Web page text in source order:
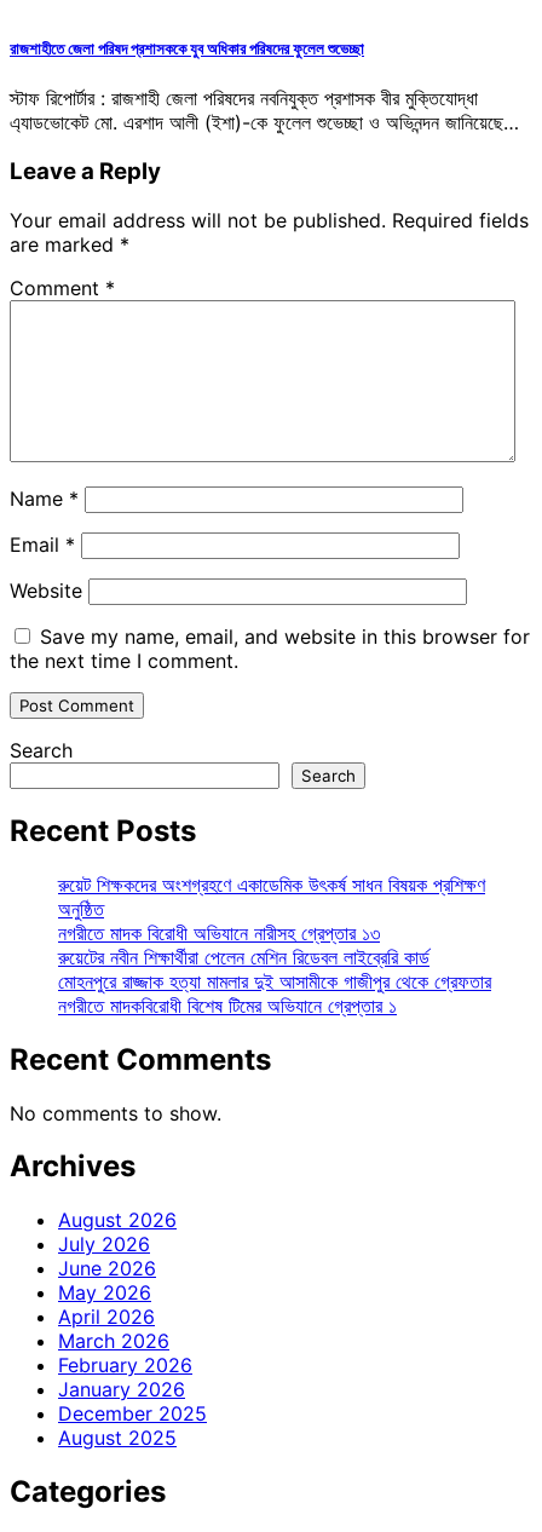
রাজশাহীতে জেলা পরিষদ প্রশাসককে যুব অধিকার পরিষদের ফুলেল শুভেচ্ছা
স্টাফ রিপোর্টার : রাজশাহী জেলা পরিষদের নবনিযুক্ত প্রশাসক বীর মুক্তিযোদ্ধা
এ্যাডভোকেট মো. এরশাদ আলী (ইশা)-কে ফুলেল শুভেচ্ছা ও অভিনন্দন জানিয়েছে…
Leave a Reply
Your email address will not be published. Required fields
are marked *
Comment *
Name *
Email *
Website
Save my name, email, and website in this browser for
the next time I comment.
Search
Search
Recent Posts
রুয়েট শিক্ষকদের অংশগ্রহণে একাডেমিক উৎকর্ষ সাধন বিষয়ক প্রশিক্ষণ
অনুষ্ঠিত
নগরীতে মাদক বিরোধী অভিযানে নারীসহ গ্রেপ্তার ১৩
রুয়েটের নবীন শিক্ষার্থীরা পেলেন মেশিন রিডেবল লাইব্রেরি কার্ড
মোহনপুরে রাজ্জাক হত্যা মামলার দুই আসামীকে গাজীপুর থেকে গ্রেফতার
নগরীতে মাদকবিরোধী বিশেষ টিমের অভিযানে গ্রেপ্তার ১
Recent Comments
No comments to show.
Archives
August 2026
July 2026
June 2026
May 2026
April 2026
March 2026
February 2026
January 2026
December 2025
August 2025
Categories